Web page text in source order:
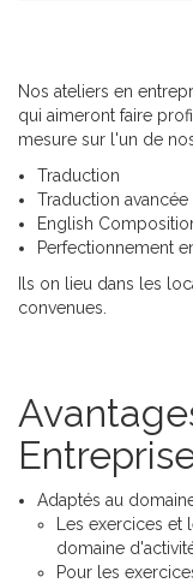
Nos ateliers en
qui aimeront faire
mesure sur l'un de
Traduction
Traduction avancée
English
Perfectionnement
Ils on lieu dans les
convenues.
Adaptés au
Les exercices
domaine
Pour les